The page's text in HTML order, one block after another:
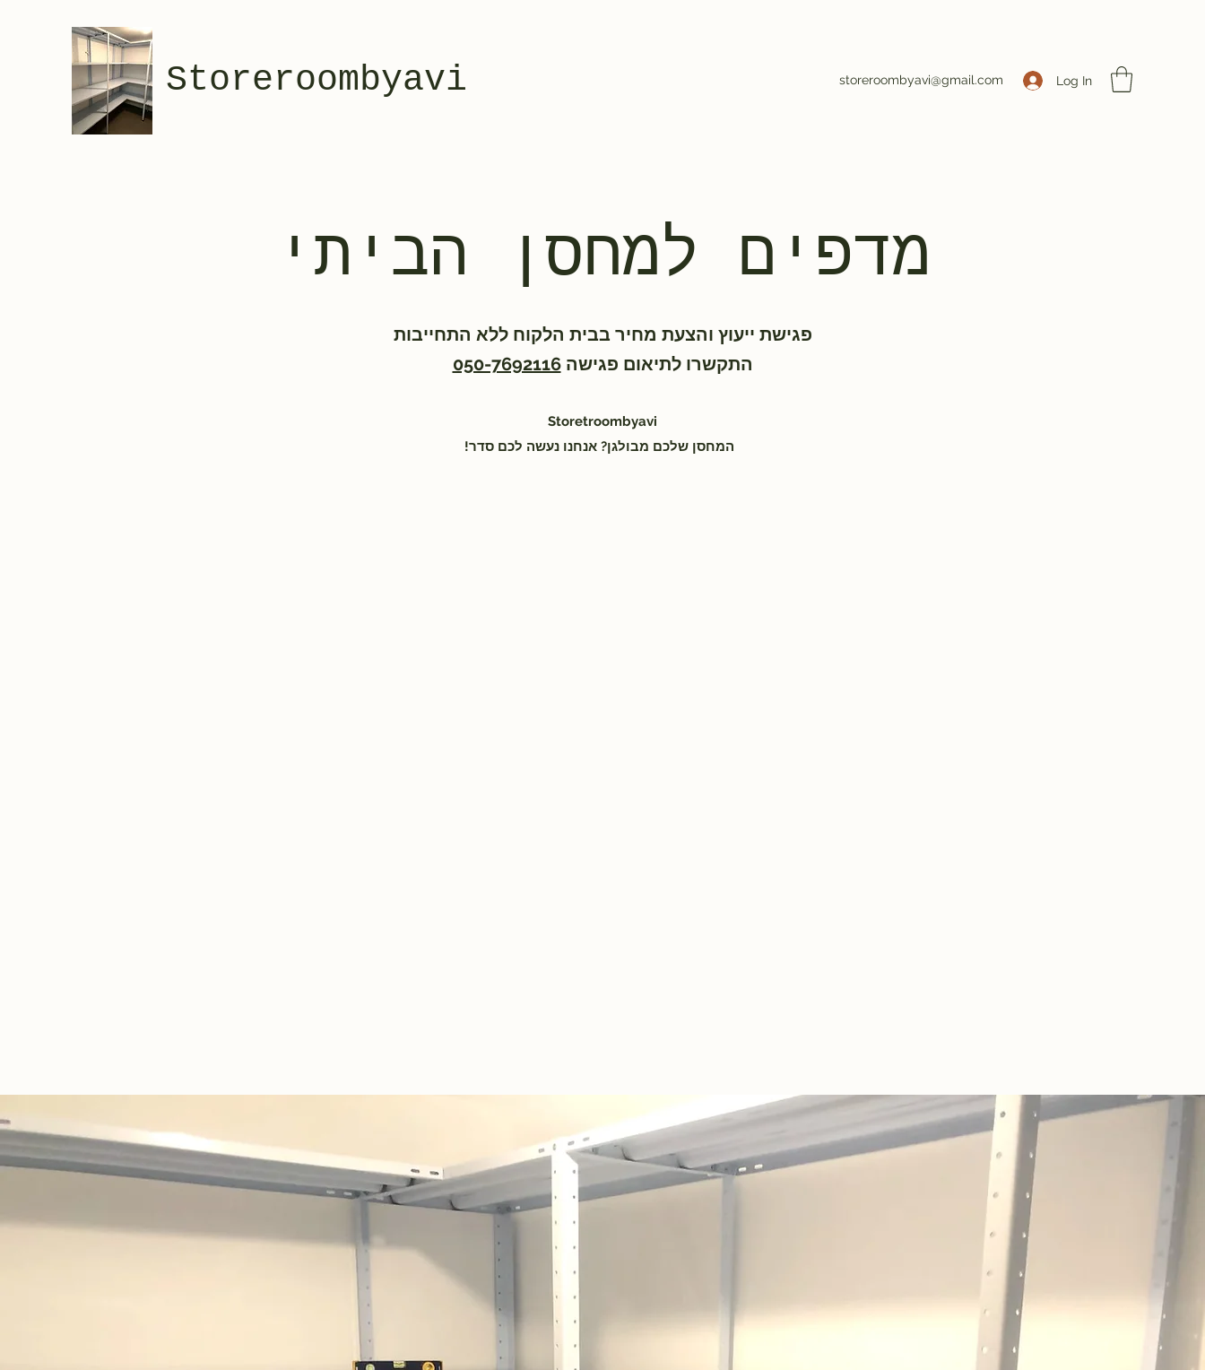
Storeroombyavi storeroombyavi@gmail.com Log In
מדפים למחסן הביתי
פגישת ייעוץ והצעת מחיר בבית הלקוח ללא התחייבות
התקשרו לתיאום פגישה050-7692116
Storetroombyavi